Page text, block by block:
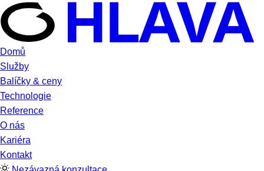
Domů
Služby
Balíčky & ceny
Technologie
Reference
O nás
Kariéra
Kontakt